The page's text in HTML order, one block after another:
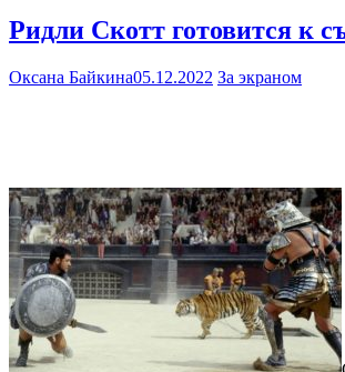
Ридли Скотт готовится к
Оксана Байкина05.12.2022 За экраном